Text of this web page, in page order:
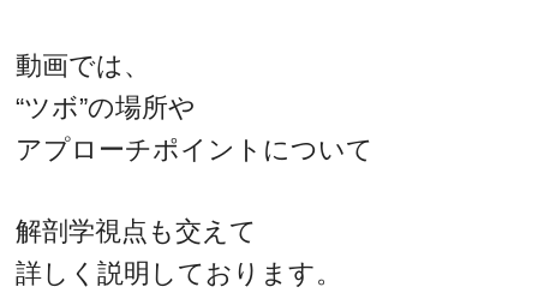
動画では、
“ツボ”の場所や
アプローチポイントについて
解剖学視点も交えて
詳しく説明しております。